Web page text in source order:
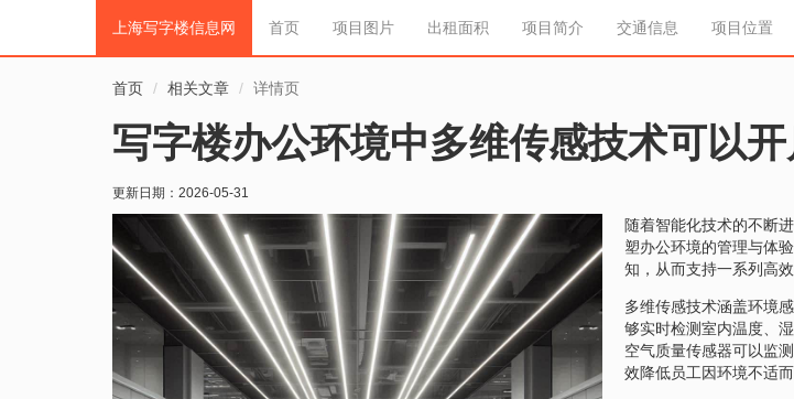
上海写字楼信息网 首页 项目图片 出租面积 项目简介 交通信息 项目位置
首页 相关文章 详情页
写字楼办公环境中多维传感技术可以
更新日期： 2026-05-31
随着智能化技术的不断
塑办公环境的管理与体
知，从而支持一系列高
多维传感技术涵盖环境
够实时检测室内温度、
空气质量传感器可以监
效降低员工因环境不适